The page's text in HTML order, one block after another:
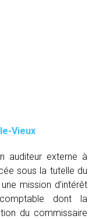
Vieux
auditeur externe à
sous la tutelle du
mission d’intérêt
comptable dont la
du commissaire